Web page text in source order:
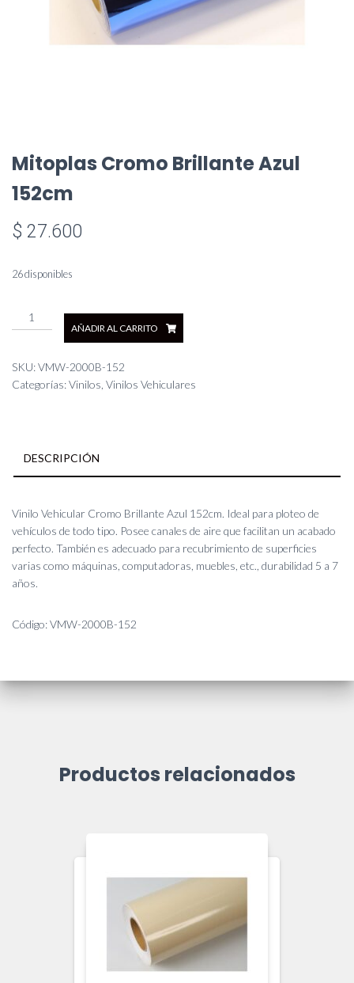
Mitoplas Cromo Brillante Azul
152cm
$ 27.600
26 disponibles
Mitoplas
Cromo
Azul
152cm
AÑADIR AL CARRITO
SKU:VMW-2000B-152
Categorías:Vinilos Vinilos Vehiculares
DESCRIPCIÓN
Vinilo Vehicular Cromo Brillante Azul 152cm. Ideal para ploteo de
vehículos de todo tipo. Posee canales de aire que facilitan un acabado
perfecto. También es adecuado para recubrimiento de superficies
varias como máquinas, computadoras, muebles, etc., durabilidad 5 a 7
años.
Código: VMW-2000B-152
Productos relacionados